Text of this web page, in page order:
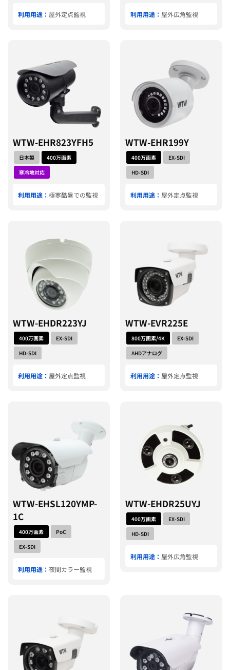
利用用途： 屋外定点監視 利用用途： 屋外広角監視
WTW-EHR823YFH5
日本製
400万画素
寒冷地対応
利用用途： 極寒酷暑での監視
WTW-EHR199Y
400万画素
EX-SDI
HD-SDI
利用用途： 屋外定点監視
WTW-EHDR223YJ
400万画素
EX-SDI
HD-SDI
利用用途： 屋外定点監視
WTW-EVR225E
800万画素/4K
EX-SDI
AHDアナログ
利用用途： 屋外定点監視
WTW-EHSL120YMP-
1C
400万画素
PoC
EX-SDI
利用用途： 夜間カラー監視
WTW-EHDR25UYJ
400万画素
EX-SDI
HD-SDI
利用用途： 屋外広角監視